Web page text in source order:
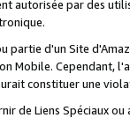
autorisée par des
partie d'un Site
Mobile. Cependant,
constituer une
de Liens Spéciaux